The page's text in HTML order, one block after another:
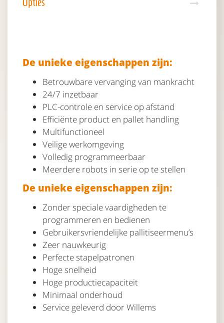
De unieke eigenschappen zijn:
Betrouwbare vervanging van mankracht
24/7 inzetbaar
PLC-controle en service op afstand
Efficiënte product en pallet handling
Multifunctioneel
Veilige werkomgeving
Volledig programmeerbaar
Meerdere robots in serie op te stellen
De unieke eigenschappen zijn:
Zonder speciale vaardigheden te
programmeren en bedienen
Gebruikersvriendelijke pallitiseermenu’s
Zeer nauwkeurig
Perfecte stapelpatronen
Hoge snelheid
Hoge productiecapaciteit
Minimaal onderhoud
Service geleverd door Willems